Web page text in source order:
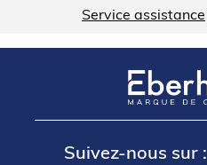
Service assistance
Suivez-nous sur :